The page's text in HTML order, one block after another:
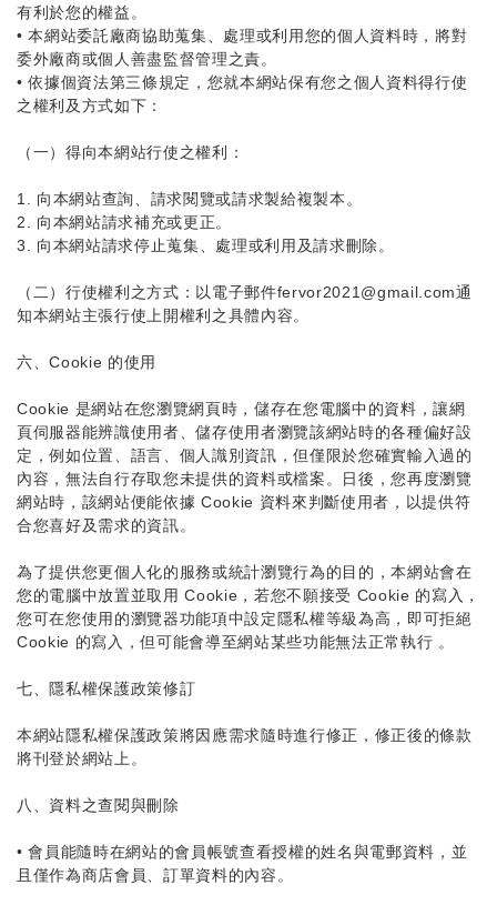
有利於您的權益。
• 本網站委託廠商協助蒐集、處理或利用您的個人資料時，將對
委外廠商或個人善盡監督管理之責。
• 依據個資法第三條規定，您就本網站保有您之個人資料得行使
之權利及方式如下：
（一）得向本網站行使之權利：
1. 向本網站查詢、請求閱覽或請求製給複製本。
2. 向本網站請求補充或更正。
3. 向本網站請求停止蒐集、處理或利用及請求刪除。
（二）行使權利之方式：以電子郵件fervor2021@gmail.com通
知本網站主張行使上開權利之具體內容。
六、Cookie 的使用
Cookie 是網站在您瀏覽網頁時，儲存在您電腦中的資料，讓網
頁伺服器能辨識使用者、儲存使用者瀏覽該網站時的各種偏好設
定，例如位置、語言、個人識別資訊，但僅限於您確實輸入過的
內容，無法自行存取您未提供的資料或檔案。日後，您再度瀏覽
網站時，該網站便能依據 Cookie 資料來判斷使用者，以提供符
合您喜好及需求的資訊。
為了提供您更個人化的服務或統計瀏覽行為的目的，本網站會在
您的電腦中放置並取用 Cookie，若您不願接受 Cookie 的寫入，
您可在您使用的瀏覽器功能項中設定隱私權等級為高，即可拒絕
Cookie 的寫入，但可能會導至網站某些功能無法正常執行 。
七、隱私權保護政策修訂
本網站隱私權保護政策將因應需求隨時進行修正，修正後的條款
將刊登於網站上。
八、資料之查閱與刪除
• 會員能隨時在網站的會員帳號查看授權的姓名與電郵資料，並
且僅作為商店會員、訂單資料的內容。